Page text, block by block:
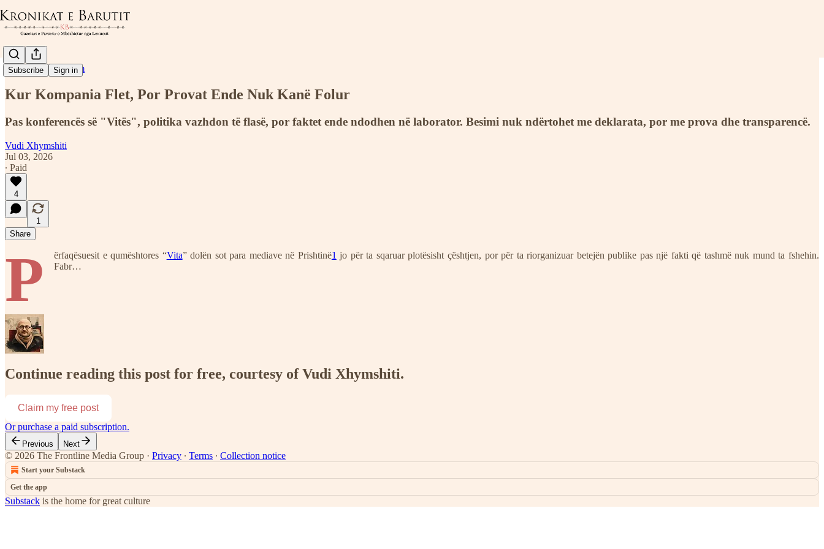
Subscribe Sign in
Lajme dhe Raportim
Kur Kompania Flet, Por Provat Ende Nuk Kanë Folur
Pas konferencës së "Vitës", politika vazhdon të flasë, por faktet ende ndodhen në laborator. Besimi nuk ndërtohet me deklarata, por me prova dhe transparencë.
Vudi Xhymshiti
Jul 03, 2026
∙ Paid
4
1
Share
P ërfaqësuesit e qumështores “Vita” dolën sot para mediave në Prishtinë1 jo për ta sqaruar plotësisht çështjen, por për ta riorganizuar betejën publike pas një fakti që tashmë nuk mund ta fshehin.
Fabr…
Continue reading this post for free, courtesy of Vudi Xhymshiti.
Claim my free post
Or purchase a paid subscription.
Previous Next
© 2026 The Frontline Media Group · Privacy ∙ Terms ∙ Collection notice
Start your Substack
Get the app
Substack is the home for great culture